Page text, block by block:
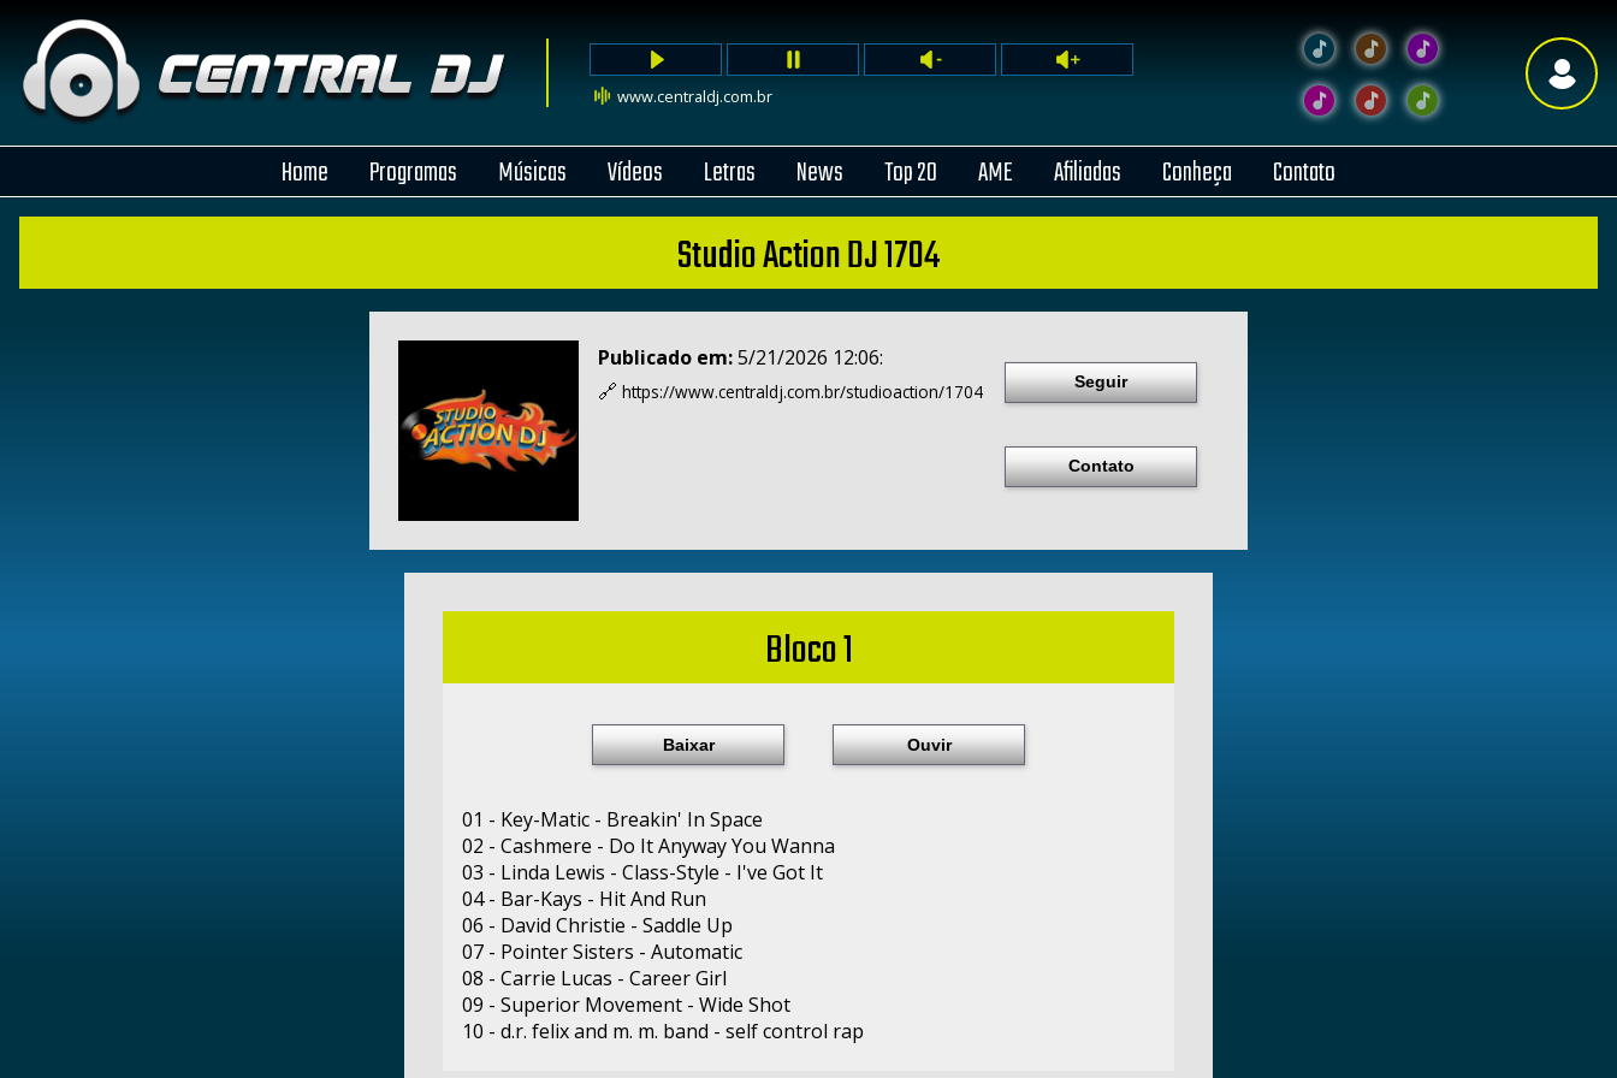
www.centraldj.com.br
Home Programas Músicas Vídeos Letras News Top 20 AME Afiliadas Conheça Contato
Studio Action DJ 1704
Publicado em:5/21/2026 12:06:
🔗 https://www.centraldj.com.br/studioaction/1704 Seguir
Contato
Bloco 1
Baixar Ouvir
01 - Key-Matic - Breakin' In Space
02 - Cashmere - Do It Anyway You Wanna
03 - Linda Lewis - Class-Style - I've Got It
04 - Bar-Kays - Hit And Run
06 - David Christie - Saddle Up
07 - Pointer Sisters - Automatic
08 - Carrie Lucas - Career Girl
09 - Superior Movement - Wide Shot
10 - d.r. felix and m. m. band - self control rap